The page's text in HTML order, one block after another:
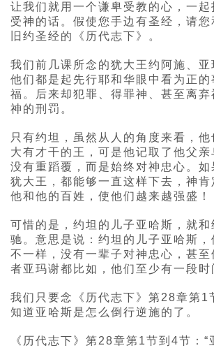
让我们就用一个谦卑受教的心，一起
受神的话。假使您手边有圣经，请您
旧约圣经的《历代志下》。
我们前几课所念的犹大王约阿施、亚
他们都是起先行耶和华眼中看为正的
福。后来却犯罪、得罪神、甚至离弃
神的刑罚。
只有约坦，虽然从人的角度来看，
大有才干的王，可是他记取了他父亲
没有重蹈覆，而是始终对神忠心。如
犹大王，都能够一直这样下去，神肯
他和他的百姓，使他们越来越强盛！
可惜的是，约坦的儿子亚哈斯，就和
驰。意思是说：约坦的儿子亚哈斯，
不一样，没有一辈子对神忠心，甚
者亚玛谢都比如，他们至少有一段时
我们只要念《历代志下》第28章第1
知道亚哈斯是怎么倒行逆施的了。
《历代志下》第28章第1节到4节：“